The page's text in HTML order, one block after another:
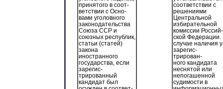
принятого в соот-
ветствии с Осно-
вами уголовного
законодательства
Союза ССР и
союзных республик,
статьи (статей)
закона
иностранного
государства, если
зарегис-
трированный
кандидат был
соответствии с
решениями
Центральной
избирательной
комиссии Россий-
ской Федерации.
случае наличия у
зарегис-
трирован-
ного кандидата
неснятой или
непогашенной
судимости в